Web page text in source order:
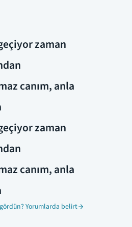
zaman
canım, anla
zaman
canım, anla
Yorumlarda belirt